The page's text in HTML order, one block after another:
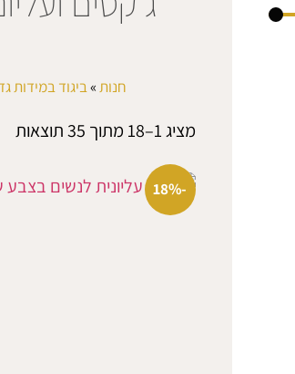
חנות»ביגוד במידות
מציג 1–18 מתוך 35 תוצאות
-18%